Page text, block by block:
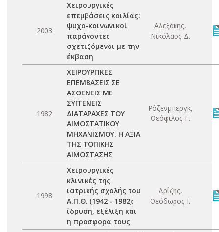
2003
Χειρουργικές
επεμβάσεις κοιλίας:
ψυχο-κοινωνικοί
παράγοντες
σχετιζόμενοι με την
έκβαση
Αλεξάκης,
Νικόλαος Δ.
1982
ΧΕΙΡΟΥΡΓΙΚΕΣ
ΕΠΕΜΒΑΣΕΙΣ ΣΕ
ΑΣΘΕΝΕΙΣ ΜΕ
ΣΥΓΓΕΝΕΙΣ
ΔΙΑΤΑΡΑΧΕΣ ΤΟΥ
ΑΙΜΟΣΤΑΤΙΚΟΥ
ΜΗΧΑΝΙΣΜΟΥ. Η ΑΞΙΑ
ΤΗΣ ΤΟΠΙΚΗΣ
ΑΙΜΟΣΤΑΣΗΣ
Ρόζενμπεργκ,
Θεόφιλος Γ.
1998
Χειρουργικές
κλινικές της
ιατρικής σχολής του
Α.Π.Θ. (1942 - 1982):
ίδρυση, εξέλιξη και
η προσφορά τους
Δρίζης,
Θεόδωρος Ι.